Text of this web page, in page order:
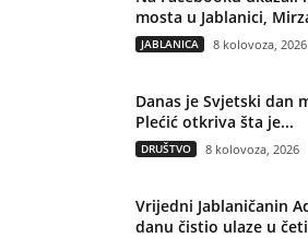
mosta u Jablanici,
JABLANICA 8 kolovoza, 2026
Danas je Svjetski dan
Plećić otkriva šta je...
DRUŠTVO 8 kolovoza, 2026
Vrijedni Jablaničanin
danu čistio ulaze u